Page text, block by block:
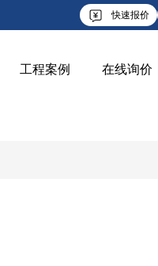
快速报价
工程案例 在线询价